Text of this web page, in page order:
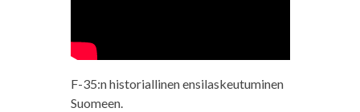
F-35:n historiallinen ensilaskeutuminen
Suomeen.